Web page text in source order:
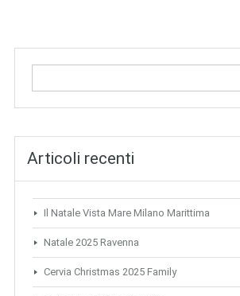
Articoli recenti
Il Natale Vista Mare Milano Marittima
Natale 2025 Ravenna
Cervia Christmas 2025 Family